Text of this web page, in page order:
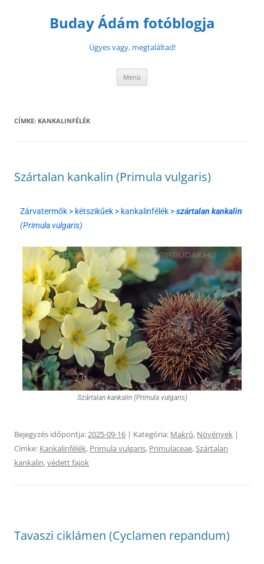
Buday Ádám fotóblogja
Ügyes vagy, megtaláltad!
Menü
CÍMKE: KANKALINFÉLÉK
Szártalan kankalin (Primula vulgaris)
Zárvatermők > kétszikűek > kankalinfélék >szártalan kankalin
(Primula vulgaris)
Szártalan kankalin (Primula vulgaris)
Bejegyzés időpontja:2025-09-16 | Kategória: Makró, Növények |
Címke: Kankalinfélék, Primula vulgaris, Primulaceae,Szártalan
kankalin,védett fajok
Tavaszi ciklámen (Cyclamen repandum)